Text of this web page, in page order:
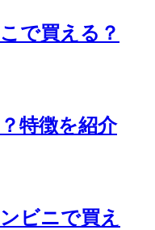
で買える？
特徴を紹介
ビニで買え